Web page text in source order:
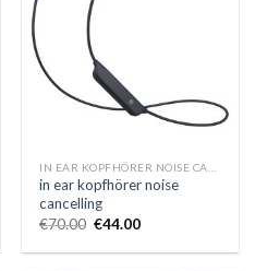
in ear kopfhörer noise
cancelling
€70.00 €44.00